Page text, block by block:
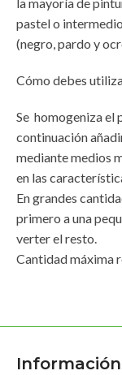
pastel o
(negro, pardo y
Cómo debes
Se homogeniza el
continuación
mediante medios
en las
En grandes
primero a una
verter el resto.
Cantidad máxima